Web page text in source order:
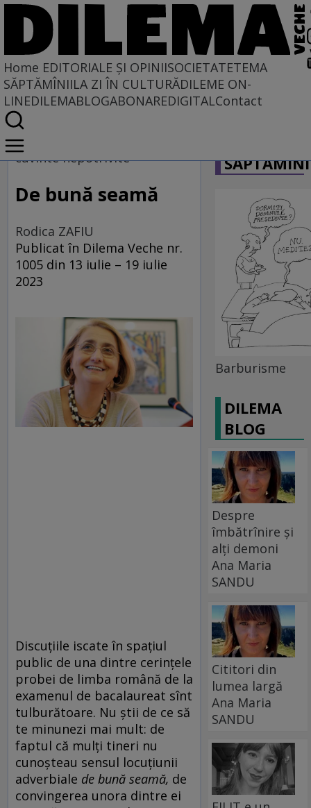
Home EDITORIALE ȘI OPINIISOCIETATETEMA
SĂPTĂMÎNIILA ZI ÎN CULTURĂDILEME ON-
LINEDILEMABLOGABONAREDIGITALContact
Home
EDITORIALE ȘI OPINII
PE CE LUME TRĂIM
cuvinte nepotrivite
De bună seamă
Rodica ZAFIU
Publicat în Dilema Veche nr.
1005 din 13 iulie – 19 iulie
2023
Discuțiile iscate în spațiul
public de una dintre cerințele
probei de limba română de la
examenul de bacalaureat sînt
tulburătoare. Nu știi de ce să
te minunezi mai mult: de
faptul că mulți tineri nu
cunoșteau sensul locuțiunii
adverbiale de bună seamă, de
convingerea unora dintre ei
Barburisme
DILEMA
BLOG
Despre
îmbătrînire și
alți demoni
Ana Maria
SANDU
Cititori din
lumea largă
Ana Maria
SANDU